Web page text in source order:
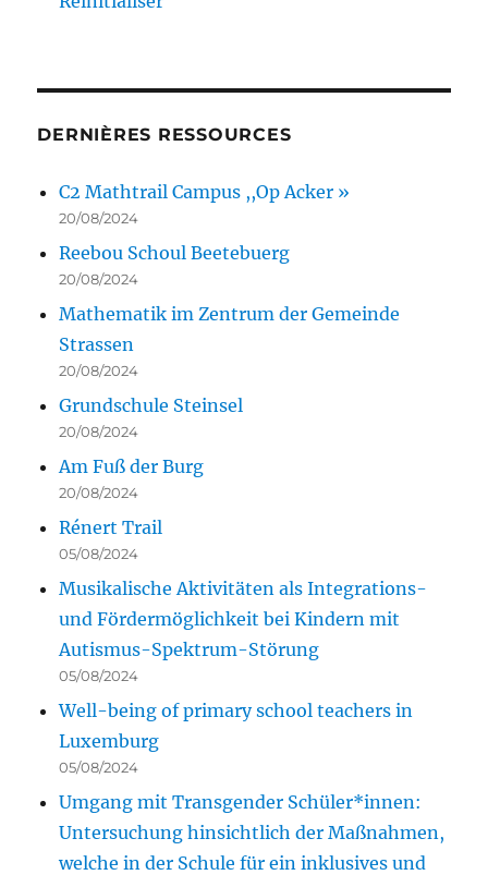
DERNIÈRES RESSOURCES
C2 Mathtrail Campus ,,Op Acker »
20/08/2024
Reebou Schoul Beetebuerg
20/08/2024
Mathematik im Zentrum der Gemeinde
Strassen
20/08/2024
Grundschule Steinsel
20/08/2024
Am Fuß der Burg
20/08/2024
Rénert Trail
05/08/2024
Musikalische Aktivitäten als Integrations-
und Fördermöglichkeit bei Kindern mit
Autismus-Spektrum-Störung
05/08/2024
Well-being of primary school teachers in
Luxemburg
05/08/2024
Umgang mit Transgender Schüler*innen:
Untersuchung hinsichtlich der Maßnahmen,
welche in der Schule für ein inklusives und